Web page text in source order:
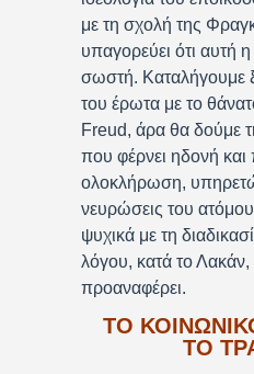
με τη σχολή της
υπαγορεύει ότι αυτή
σωστή. Καταλήγουμε
του έρωτα με το
Freud, άρα θα δούμε
που φέρνει ηδονή και
ολοκλήρωση,
νευρώσεις του
ψυχικά με τη
λόγου, κατά το
προαναφέρει.
ΤΟ
ΤΟ